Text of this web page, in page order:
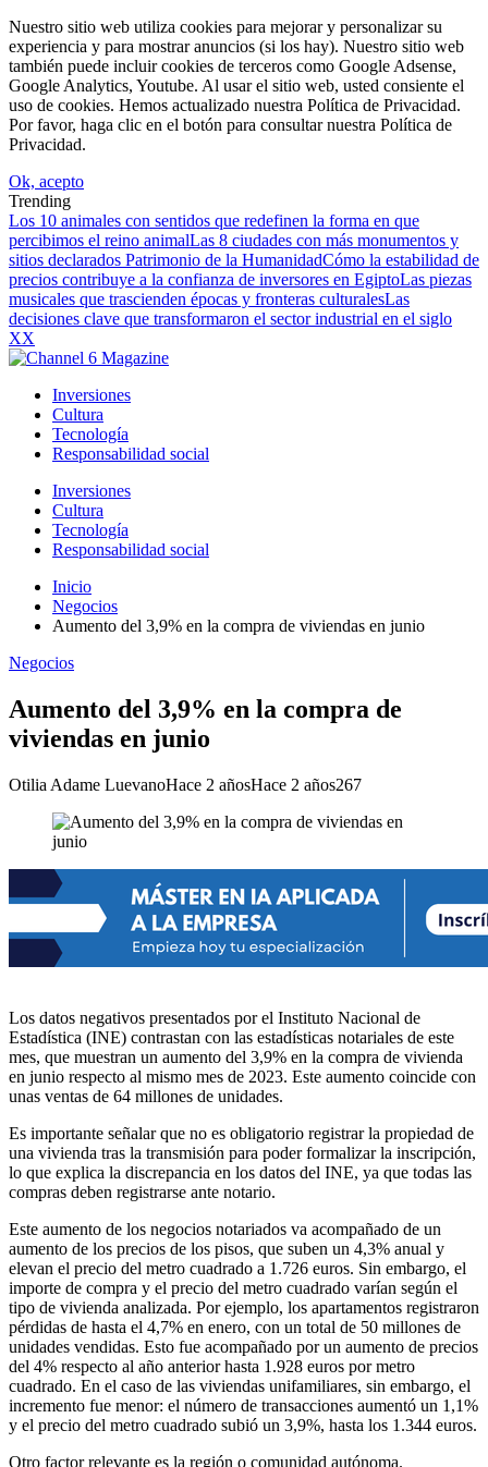
Nuestro sitio web utiliza cookies para mejorar y personalizar su
experiencia y para mostrar anuncios (si los hay). Nuestro sitio web
también puede incluir cookies de terceros como Google Adsense,
Google Analytics, Youtube. Al usar el sitio web, usted consiente el
uso de cookies. Hemos actualizado nuestra Política de Privacidad.
Por favor, haga clic en el botón para consultar nuestra Política de
Privacidad.
Ok, acepto
Trending
Los 10 animales con sentidos que redefinen la forma en que
percibimos el reino animalLas 8 ciudades con más monumentos y
sitios declarados Patrimonio de la HumanidadCómo la estabilidad de
precios contribuye a la confianza de inversores en EgiptoLas piezas
musicales que trascienden épocas y fronteras culturalesLas
decisiones clave que transformaron el sector industrial en el siglo
XX
Inversiones
Cultura
Tecnología
Responsabilidad social
Inversiones
Cultura
Tecnología
Responsabilidad social
Inicio
Negocios
Aumento del 3,9% en la compra de viviendas en junio
Negocios
Aumento del 3,9% en la compra de
viviendas en junio
Otilia Adame LuevanoHace 2 añosHace 2 años267
Los datos negativos presentados por el Instituto Nacional de
Estadística (INE) contrastan con las estadísticas notariales de este
mes, que muestran un aumento del 3,9% en la compra de vivienda
en junio respecto al mismo mes de 2023. Este aumento coincide con
unas ventas de 64 millones de unidades.
Es importante señalar que no es obligatorio registrar la propiedad de
una vivienda tras la transmisión para poder formalizar la inscripción,
lo que explica la discrepancia en los datos del INE, ya que todas las
compras deben registrarse ante notario.
Este aumento de los negocios notariados va acompañado de un
aumento de los precios de los pisos, que suben un 4,3% anual y
elevan el precio del metro cuadrado a 1.726 euros. Sin embargo, el
importe de compra y el precio del metro cuadrado varían según el
tipo de vivienda analizada. Por ejemplo, los apartamentos registraron
pérdidas de hasta el 4,7% en enero, con un total de 50 millones de
unidades vendidas. Esto fue acompañado por un aumento de precios
del 4% respecto al año anterior hasta 1.928 euros por metro
cuadrado. En el caso de las viviendas unifamiliares, sin embargo, el
incremento fue menor: el número de transacciones aumentó un 1,1%
y el precio del metro cuadrado subió un 3,9%, hasta los 1.344 euros.
Otro factor relevante es la región o comunidad autónoma.